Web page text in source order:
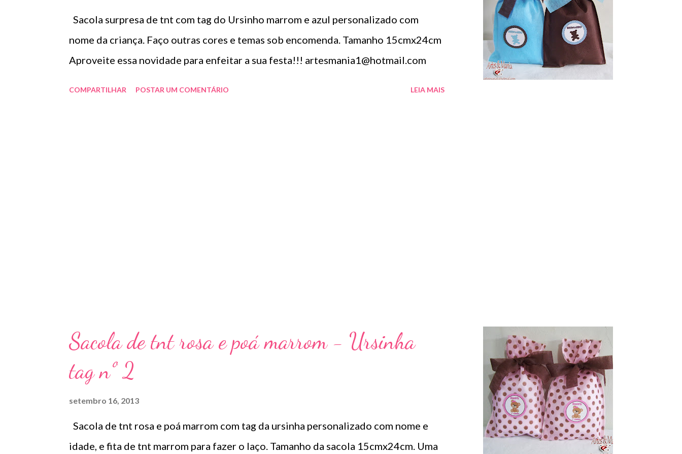
Sacola surpresa de tnt com tag do Ursinho marrom e azul personalizado com
nome da criança. Faço outras cores e temas sob encomenda. Tamanho 15cmx24cm
Aproveite essa novidade para enfeitar a sua festa!!! artesmania1@hotmail.com
COMPARTILHAR POSTAR UM COMENTÁRIO LEIA MAIS
Sacola de tnt rosa e poá marrom - Ursinha
tag nº 2
setembro 16, 2013
Sacola de tnt rosa e poá marrom com tag da ursinha personalizado com nome e
idade, e fita de tnt marrom para fazer o laço. Tamanho da sacola 15cmx24cm. Uma